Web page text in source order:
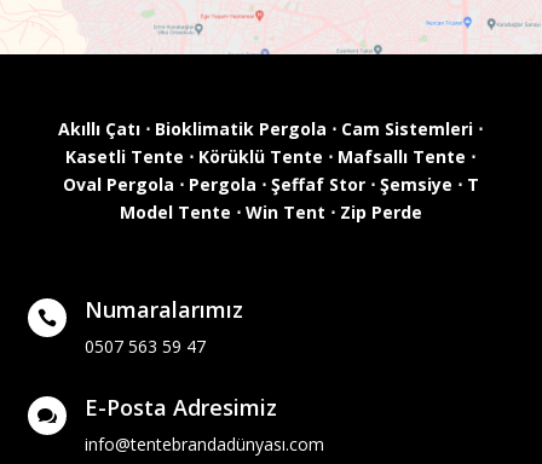
Akıllı Çatı ⋅ Bioklimatik Pergola ⋅ Cam Sistemleri ⋅
Kasetli Tente ⋅ Körüklü Tente ⋅ Mafsallı Tente ⋅
Oval Pergola ⋅ Pergola ⋅ Şeffaf Stor⋅ Şemsiye ⋅ T
Model Tente ⋅ Win Tent ⋅ Zip Perde
 Numaralarımız
0507 563 59 47
 E-Posta Adresimiz
info@tentebrandadünyası.com